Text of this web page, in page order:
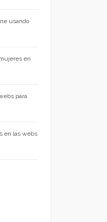
usando
en
para
en las webs